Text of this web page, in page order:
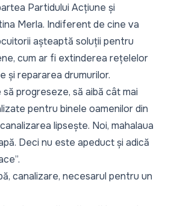
Partidului Acțiune și
Merla. Indiferent de cine va
așteaptă soluții pentru
cum ar fi extinderea rețelelor
și repararea drumurilor.
progreseze, să aibă cât mai
pentru binele oamenilor din
lipsește. Noi, mahalaua
Deci nu este apeduct și adică
canalizare, necesarul pentru un